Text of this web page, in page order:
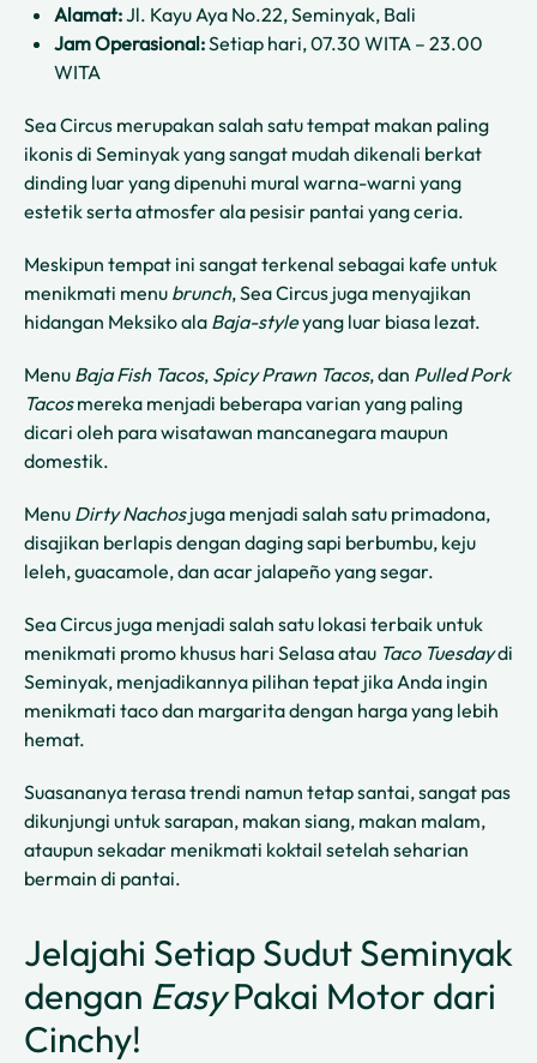
Alamat:Jl. Kayu Aya No.22, Seminyak, Bali
Jam Operasional:Setiap hari, 07.30 WITA – 23.00
WITA
Sea Circus merupakan salah satu tempat makan paling
ikonis di Seminyak yang sangat mudah dikenali berkat
dinding luar yang dipenuhi mural warna-warni yang
estetik serta atmosfer ala pesisir pantai yang ceria.
Meskipun tempat ini sangat terkenal sebagai kafe untuk
menikmati menu brunch, Sea Circus juga menyajikan
hidangan Meksiko ala Baja-styleyang luar biasa lezat.
Menu Baja Fish Tacos, Spicy Prawn Tacos, dan Pulled Pork
Tacosmereka menjadi beberapa varian yang paling
dicari oleh para wisatawan mancanegara maupun
domestik.
Menu Dirty Nachosjuga menjadi salah satu primadona,
disajikan berlapis dengan daging sapi berbumbu, keju
leleh, guacamole, dan acar jalapeño yang segar.
Sea Circus juga menjadi salah satu lokasi terbaik untuk
menikmati promo khusus hari Selasa atau Taco Tuesdaydi
Seminyak, menjadikannya pilihan tepat jika Anda ingin
menikmati taco dan margarita dengan harga yang lebih
hemat.
Suasananya terasa trendi namun tetap santai, sangat pas
dikunjungi untuk sarapan, makan siang, makan malam,
ataupun sekadar menikmati koktail setelah seharian
bermain di pantai.
Jelajahi Setiap Sudut Seminyak
dengan EasyPakai Motor dari
Cinchy!